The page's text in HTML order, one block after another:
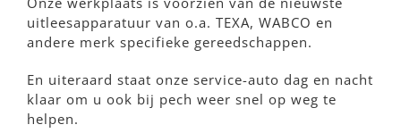
uitleesapparatuur van o.a. TEXA, WABCO en
andere merk specifieke gereedschappen.
En uiteraard staat onze service-auto dag en nacht
klaar om u ook bij pech weer snel op weg te
helpen.